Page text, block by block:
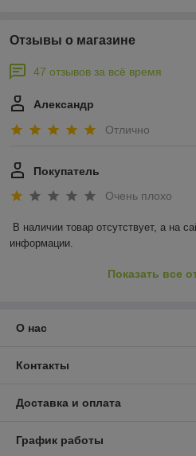
Отзывы о магазине
47 отзывов за всё время
Александр
Отлично
Покупатель
Очень плохо
В наличии товар отсутствует, а на
информации.
Показать все
О нас
Контакты
Доставка и оплата
График работы